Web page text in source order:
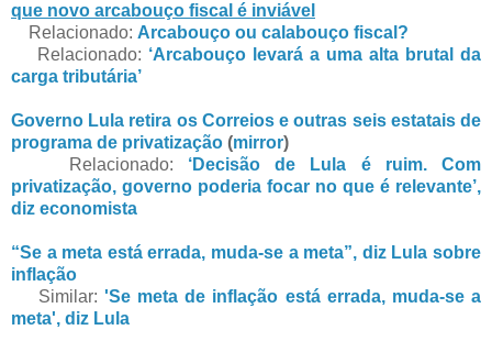
que novo arcabouço fiscal é inviável
Relacionado: Arcabouço ou calabouço fiscal?
Relacionado: ‘Arcabouço levará a uma alta brutal da
carga tributária’
Governo Lula retira os Correios e outras seis estatais de
programa de privatização (mirror)
Relacionado: ‘Decisão de Lula é ruim. Com
privatização, governo poderia focar no que é relevante’,
diz economista
“Se a meta está errada, muda-se a meta”, diz Lula sobre
inflação
Similar: 'Se meta de inflação está errada, muda-se a
meta', diz Lula